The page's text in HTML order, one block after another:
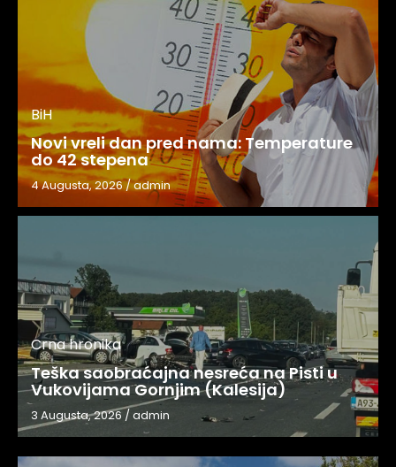
BiH
Novi vreli dan pred nama: Temperature
do 42 stepena
4 Augusta, 2026/admin
Crna hronika
Teška saobraćajna nesreća na Pisti u
Vukovijama Gornjim (Kalesija)
3 Augusta, 2026 / admin